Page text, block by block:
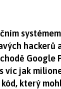
hackerů
Google
víc jak
který